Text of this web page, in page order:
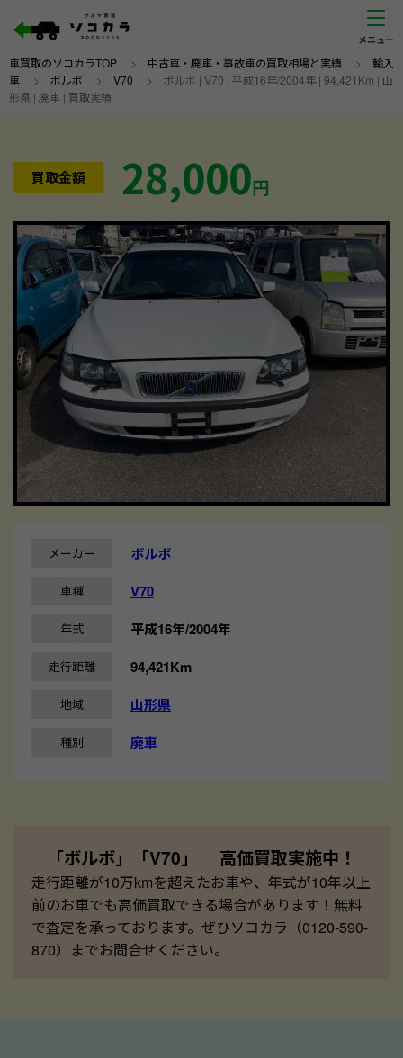
車買取のソコカラTOP > 中古車・廃車・事故車の買取相場と実績 > 輸入
車 > ボルボ > V70 > ボルボ | V70 | 平成16年/2004年 | 94,421Km | 山
形県 | 廃車 | 買取実績
買取金額 28,000円
メーカー ボルボ
車種 V70
年式 平成16年/2004年
走行距離 94,421Km
地域 山形県
種別 廃車
「ボルボ」「V70」 高価買取実施中！
走行距離が10万kmを超えたお車や、年式が10年以上
前のお車でも高価買取できる場合があります！無料
で査定を承っております。ぜひソコカラ（0120-590-
870）までお問合せください。